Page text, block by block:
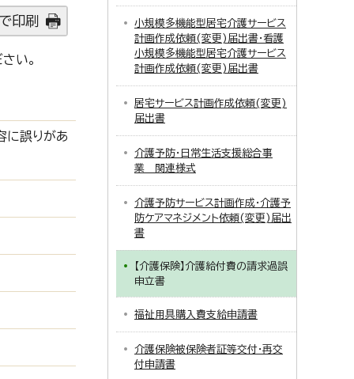
印刷
い。
に誤りがあ
小規模多機能型居宅介護サービス
計画作成依頼(変更)届出書・看護
小規模多機能型居宅介護サービス
計画作成依頼(変更)届出書
居宅サービス計画作成依頼(変更)
届出書
介護予防・日常生活支援総合事
業 関連様式
介護予防サービス計画作成・介護予
防ケアマネジメント依頼(変更)届出
書
【介護保険】介護給付費の請求過誤
申立書
福祉用具購入費支給申請書
介護保険被保険者証等交付・再交
付申請書